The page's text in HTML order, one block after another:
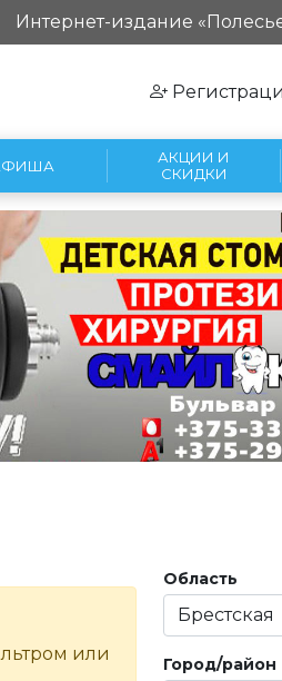
Интернет-издание
АКЦИИ И
СКИДКИ
или
Область
Город/район